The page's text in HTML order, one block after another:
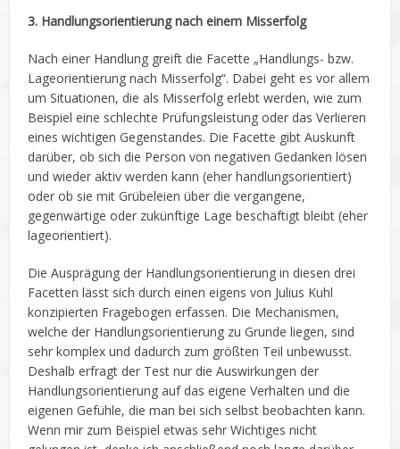
3. Handlungsorientierung nach einem Misserfolg
Nach einer Handlung greift die Facette „Handlungs- bzw.
Lageorientierung nach Misserfolg“. Dabei geht es vor allem
um Situationen, die als Misserfolg erlebt werden, wie zum
Beispiel eine schlechte Prüfungsleistung oder das Verlieren
eines wichtigen Gegenstandes. Die Facette gibt Auskunft
darüber, ob sich die Person von negativen Gedanken lösen
und wieder aktiv werden kann (eher handlungsorientiert)
oder ob sie mit Grübeleien über die vergangene,
gegenwärtige oder zukünftige Lage beschäftigt bleibt (eher
lageorientiert).
Die Ausprägung der Handlungsorientierung in diesen drei
Facetten lässt sich durch einen eigens von Julius Kuhl
konzipierten Fragebogen erfassen. Die Mechanismen,
welche der Handlungsorientierung zu Grunde liegen, sind
sehr komplex und dadurch zum größten Teil unbewusst.
Deshalb erfragt der Test nur die Auswirkungen der
Handlungsorientierung auf das eigene Verhalten und die
eigenen Gefühle, die man bei sich selbst beobachten kann.
Wenn mir zum Beispiel etwas sehr Wichtiges nicht